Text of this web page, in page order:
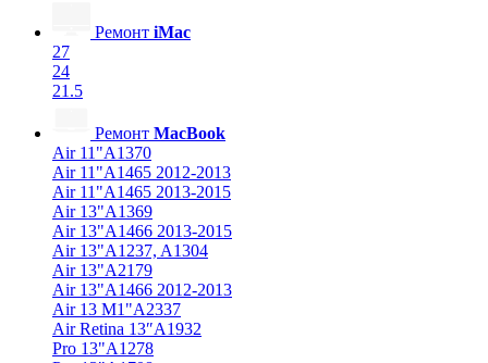
Ремонт iMac
27
24
21.5
Ремонт MacBook
Air 11"A1370
Air 11"A1465 2012-2013
Air 11"A1465 2013-2015
Air 13"A1369
Air 13"A1466 2013-2015
Air 13"A1237, A1304
Air 13"A2179
Air 13"A1466 2012-2013
Air 13 M1"A2337
Air Retina 13″A1932
Pro 13"A1278